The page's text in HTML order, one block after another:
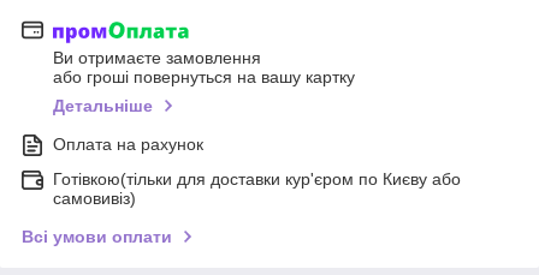
Ви отримаєте замовлення
або гроші повернуться на вашу картку
Детальніше
Оплата на рахунок
Готівкою(тільки для доставки кур'єром по Києву або
самовивіз)
Всі умови оплати